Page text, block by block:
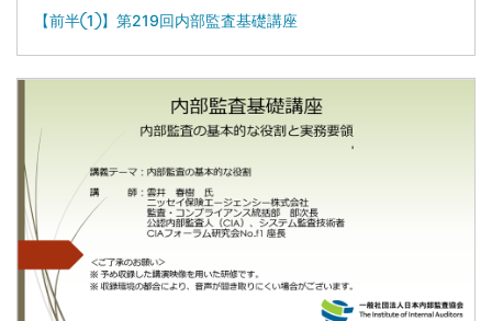
【前半①】第219回内部監査基礎講座